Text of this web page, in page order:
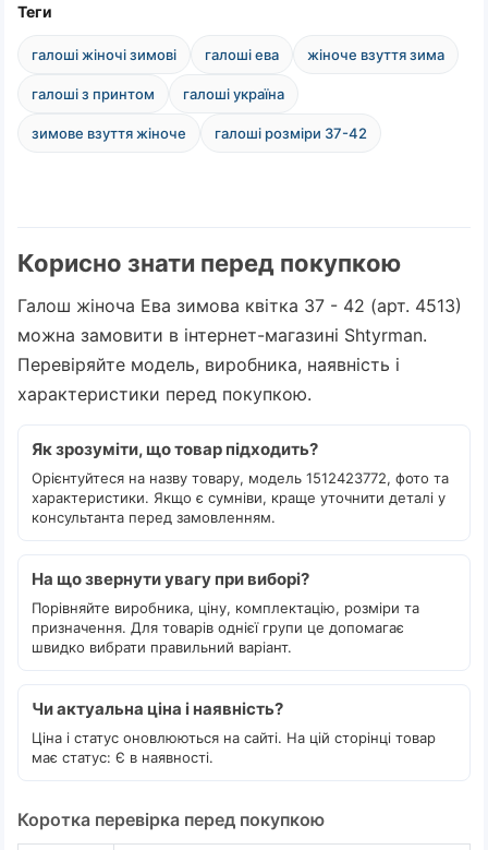
Теги
галоші жіночі зимові галоші ева жіноче взуття зима
галоші з принтом галоші україна
зимове взуття жіноче галоші розміри 37-42
Корисно знати перед покупкою
Галош жіноча Ева зимова квітка 37 - 42 (арт. 4513)
можна замовити в інтернет-магазині Shtyrman.
Перевіряйте модель, виробника, наявність і
характеристики перед покупкою.
Як зрозуміти, що товар підходить?
Орієнтуйтеся на назву товару, модель 1512423772, фото та
характеристики. Якщо є сумніви, краще уточнити деталі у
консультанта перед замовленням.
На що звернути увагу при виборі?
Порівняйте виробника, ціну, комплектацію, розміри та
призначення. Для товарів однієї групи це допомагає
швидко вибрати правильний варіант.
Чи актуальна ціна і наявність?
Ціна і статус оновлюються на сайті. На цій сторінці товар
має статус: Є в наявності.
Коротка перевірка перед покупкою